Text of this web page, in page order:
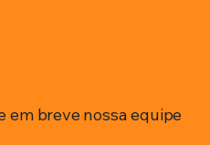
em breve nossa equipe